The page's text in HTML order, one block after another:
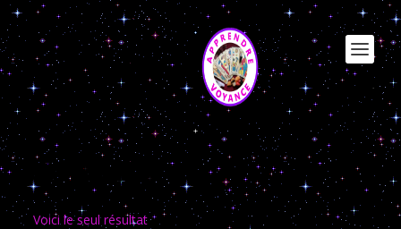
bijoux chats
Voici le seul résultat